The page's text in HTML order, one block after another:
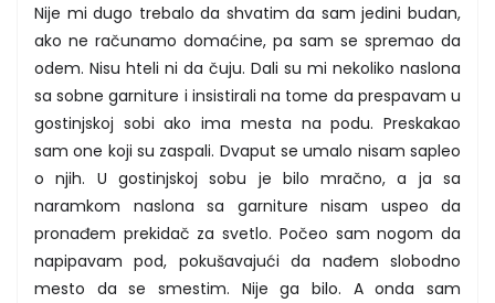
Nije mi dugo trebalo da shvatim da sam jedini budan,
ako ne računamo domaćine, pa sam se spremao da
odem. Nisu hteli ni da čuju. Dali su mi nekoliko naslona
sa sobne garniture i insistirali na tome da prespavam u
gostinjskoj sobi ako ima mesta na podu. Preskakao
sam one koji su zaspali. Dvaput se umalo nisam sapleo
o njih. U gostinjskoj sobu je bilo mračno, a ja sa
naramkom naslona sa garniture nisam uspeo da
pronađem prekidač za svetlo. Počeo sam nogom da
napipavam pod, pokušavajući da nađem slobodno
mesto da se smestim. Nije ga bilo. A onda sam